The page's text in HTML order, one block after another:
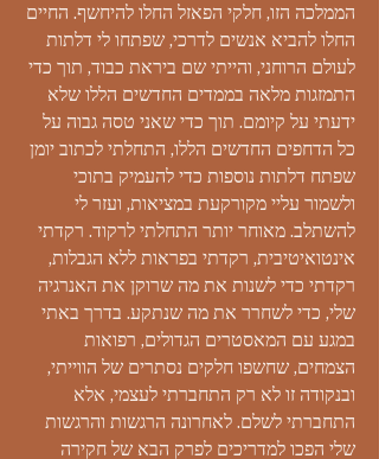
הממלכה הזו, חלקי הפאזל החלו להיחשף. החיים
החלו להביא אנשים לדרכי, שפתחו לי דלתות
לעולם הרוחני, והייתי שם ביראת כבוד, תוך כדי
התמזגות מלאה בממדים החדשים הללו שלא
ידעתי על קיומם. תוך כדי שאני טסה גבוה על
כל הדחפים החדשים הללו, התחלתי לכתוב יומן
שפתח דלתות נוספות כדי להעמיק בתוכי
ולשמור עליי מקורקעת במציאות, ועזר לי
להשתלב. מאוחר יותר התחלתי לרקוד. רקדתי
אינטואיטיבית, רקדתי בפראות ללא הגבלות,
רקדתי כדי לשנות את מה שרוקן את האנרגיה
שלי, כדי לשחרר את מה שנתקע. בדרך באתי
במגע עם המאסטרים הגדולים, רפואות
הצמחים, שחשפו חלקים נסתרים של הווייתי,
ובנקודה זו לא רק התחברתי לעצמי, אלא
התחברתי לשלם. לאחרונה הרגשות והרגשות
שלי הפכו למדריכים לפרק הבא של חקירה